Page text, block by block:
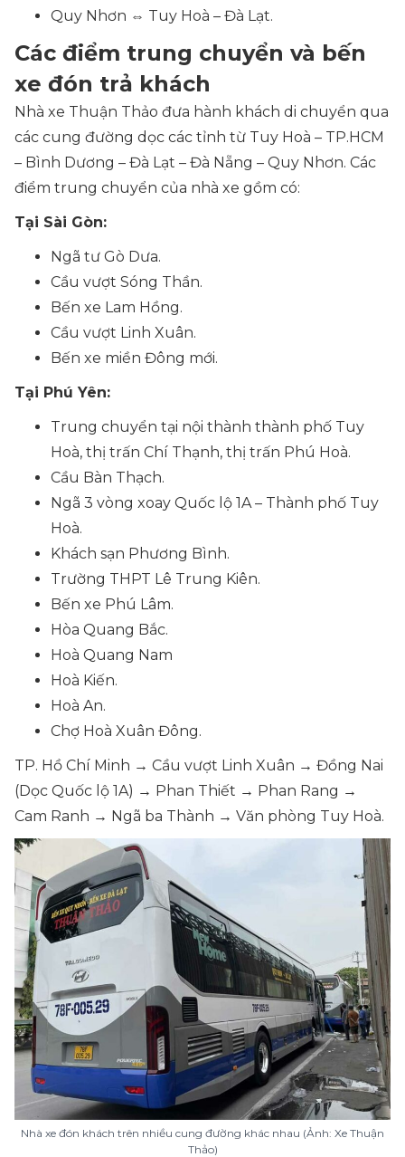
Quy Nhơn ⇔ Tuy Hoà – Đà Lạt.
Các điểm trung chuyển và bến
xe đón trả khách
Nhà xe Thuận Thảo đưa hành khách di chuyển qua
các cung đường dọc các tỉnh từ Tuy Hoà – TP.HCM
– Bình Dương – Đà Lạt – Đà Nẵng – Quy Nhơn. Các
điểm trung chuyển của nhà xe gồm có:
Tại Sài Gòn:
Ngã tư Gò Dưa.
Cầu vượt Sóng Thần.
Bến xe Lam Hồng.
Cầu vượt Linh Xuân.
Bến xe miền Đông mới.
Tại Phú Yên:
Trung chuyển tại nội thành thành phố Tuy
Hoà, thị trấn Chí Thạnh, thị trấn Phú Hoà.
Cầu Bàn Thạch.
Ngã 3 vòng xoay Quốc lộ 1A – Thành phố Tuy
Hoà.
Khách sạn Phương Bình.
Trường THPT Lê Trung Kiên.
Bến xe Phú Lâm.
Hòa Quang Bắc.
Hoà Quang Nam
Hoà Kiến.
Hoà An.
Chợ Hoà Xuân Đông.
TP. Hồ Chí Minh → Cầu vượt Linh Xuân → Đồng Nai
(Dọc Quốc lộ 1A) → Phan Thiết → Phan Rang →
Cam Ranh → Ngã ba Thành → Văn phòng Tuy Hoà.
Nhà xe đón khách trên nhiều cung đường khác nhau (Ảnh: Xe Thuận
Thảo)